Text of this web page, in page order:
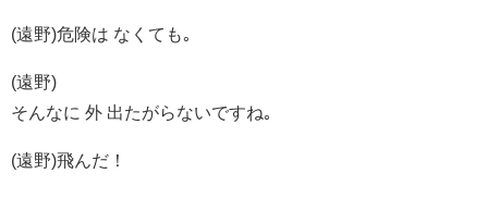
(遠野)危険は なくても｡
(遠野)
そんなに 外 出たがらないですね｡
(遠野)飛んだ！